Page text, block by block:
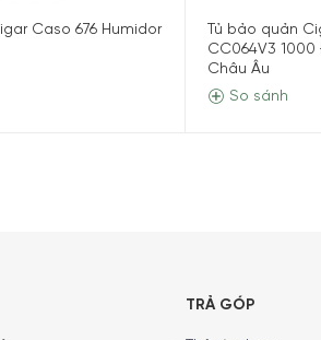
EUCaso 676 Humidor
Tủ bảo quản
CC064V3
Châu Âu
So sánh
TRẢ GÓP